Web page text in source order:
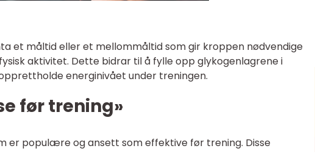
et måltid eller et mellommåltid som gir kroppen nødvendige
aktivitet. Dette bidrar til å fylle opp glykogenlagrene i
energinivået under treningen.
før trening»
er populære og ansett som effektive før trening. Disse